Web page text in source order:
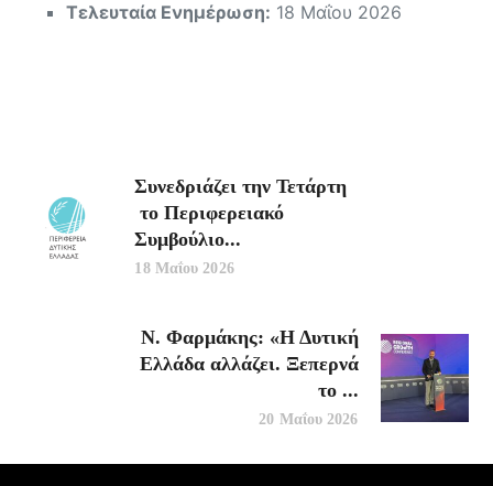
Τελευταία Ενημέρωση: 18 Μαΐου 2026
Συνεδριάζει την Τετάρτη
το Περιφερειακό
Συμβούλιο...
18 Μαΐου 2026
Ν. Φαρμάκης: «Η Δυτική
Ελλάδα αλλάζει. Ξεπερνά
το ...
20 Μαΐου 2026